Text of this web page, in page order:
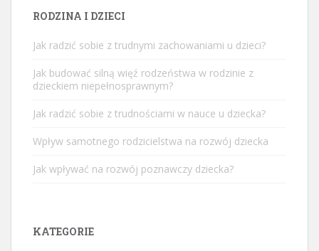
RODZINA I DZIECI
Jak radzić sobie z trudnymi zachowaniami u dzieci?
Jak budować silną więź rodzeństwa w rodzinie z
dzieckiem niepełnosprawnym?
Jak radzić sobie z trudnościami w nauce u dziecka?
Wpływ samotnego rodzicielstwa na rozwój dziecka
Jak wpływać na rozwój poznawczy dziecka?
KATEGORIE